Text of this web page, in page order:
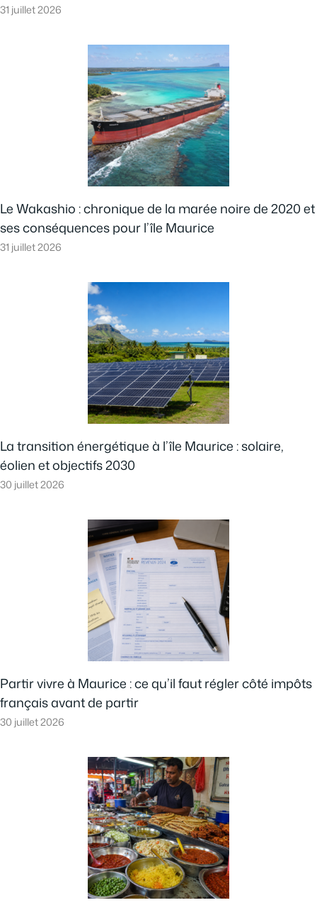
31 juillet 2026
Le Wakashio : chronique de la marée noire de 2020 et
ses conséquences pour l’île Maurice
31 juillet 2026
La transition énergétique à l’île Maurice : solaire,
éolien et objectifs 2030
30 juillet 2026
Partir vivre à Maurice : ce qu’il faut régler côté impôts
français avant de partir
30 juillet 2026